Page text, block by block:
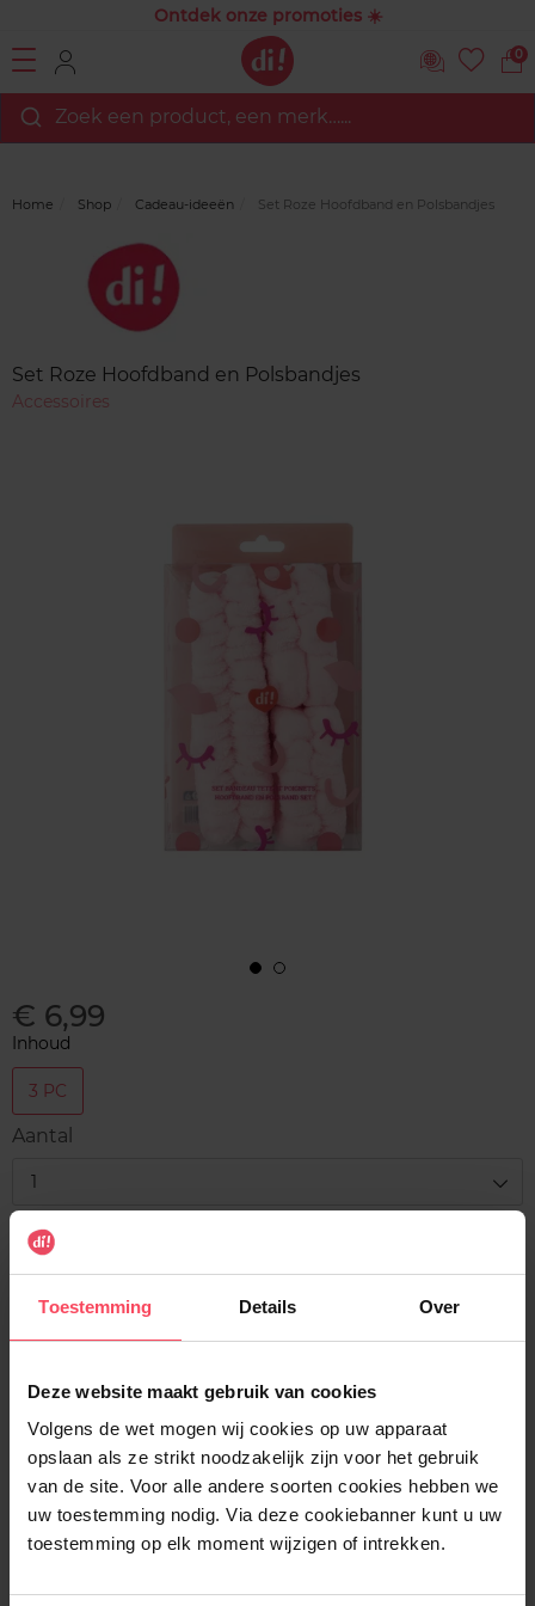
Toestemming Details Over
Deze website maakt gebruik van cookies
Volgens de wet mogen wij cookies op uw apparaat
opslaan als ze strikt noodzakelijk zijn voor het gebruik
van de site. Voor alle andere soorten cookies hebben we
uw toestemming nodig. Via deze cookiebanner kunt u uw
toestemming op elk moment wijzigen of intrekken.
Ontdek onze promoties ☀️
0
Zoek een product, een merk…...
Home Shop Cadeau-ideeën Set Roze Hoofdband en Polsbandjes
Set Roze Hoofdband en Polsbandjes
Accessoires
€ 6,99
Inhoud
3 PC
Aantal
1
Levering
Voorradig
Gratis levering bij aankoop van min. 35€.
Gratis retour in je winkelpunt
Verzending binnen 24u